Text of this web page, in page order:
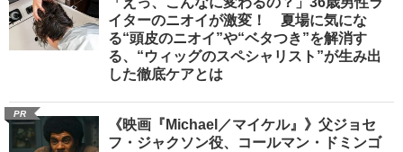
イターのニオイが激変！ 夏場に気にな
る“頭皮のニオイ”や“ベタつき”を解消す
る、“ウィッグのスペシャリスト”が生み出
した徹底ケアとは
PR
《映画『Michael／マイケル』》父ジョセ
フ・ジャクソン役、コールマン・ドミンゴ